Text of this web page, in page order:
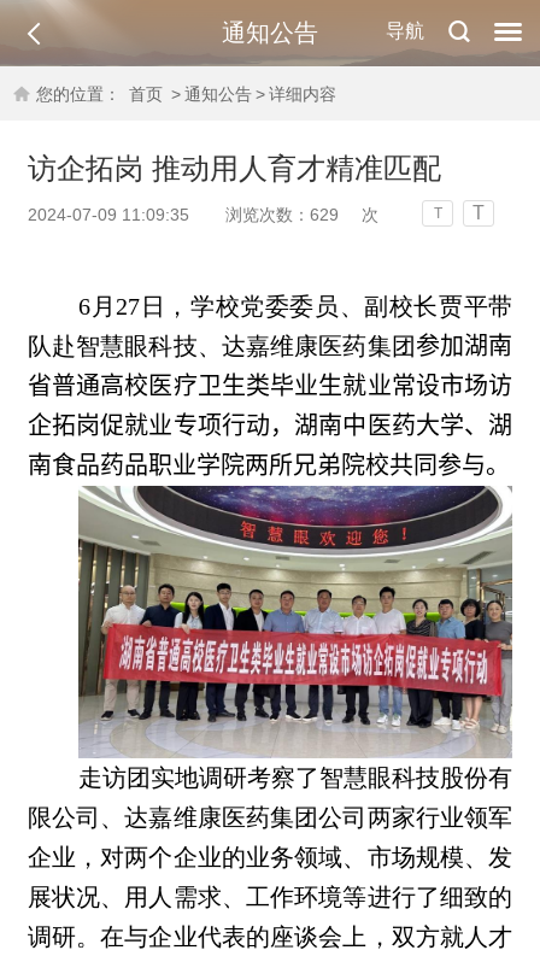
导航
通知公告
您的位置： 首页 >通知公告>详细内容
访企拓岗 推动用人育才精准匹配
2024-07-09 11:09:35 浏览次数： 629 次 T T
6月27日，学校党委委员、副校长贾平带
队赴智慧眼科技、达嘉维康医药集团参加湖南
省普通高校医疗卫生类毕业生就业常设市场访
企拓岗促就业专项行动，湖南中医药大学、湖
南食品药品职业学院两所兄弟院校共同参与。
走访团实地调研考察了智慧眼科技股份有
限公司、达嘉维康医药集团公司两家行业领军
企业，对两个企业的业务领域、市场规模、发
展状况、用人需求、工作环境等进行了细致的
调研。在与企业代表的座谈会上，双方就人才